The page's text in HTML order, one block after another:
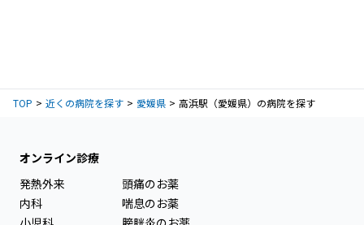
TOP 近くの病院を探す 愛媛県 高浜駅（愛媛県）の病院を探す
オンライン診療
発熱外来
内科
頭痛のお薬
喘息のお薬